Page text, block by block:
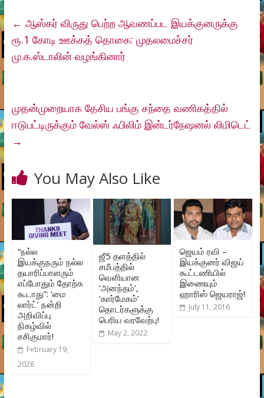
← ஆஸ்கர் விருது பெற்ற ஆவணப்பட இயக்குனருக்கு
ரூ.1 கோடி ஊக்கத் தொகை: முதலமைச்சர்
மு.க.ஸ்டாலின் வழங்கினார்
முதன்முறையாக தேசிய பங்கு சந்தை வணிகத்தில்
ஈடுபட்டிருக்கும் வேல்ஸ் ஃபிலிம் இன்டர்நேஷனல் லிமிடெட்
→
You May Also Like
“நல்ல
இயக்குநரும் நல்ல
தயாரிப்பாளரும்
எப்போதும் தோற்க
கூடாது”: ‘மை
லார்ட்’ நன்றி
அறிவிப்பு
நிகழ்வில்
சசிகுமார்!
February 19,
2026
ஜீ5 தளத்தில்
சமீபத்தில்
வெளியான
‘அனந்தம்’,
‘கார்மேகம்’
தொடர்களுக்கு
பெரிய வரவேற்பு!
May 2, 2022
ஜெயம் ரவி –
இயக்குனர் விஜய்
கூட்டணியில்
இணையும்
ஹாரிஸ் ஜெயராஜ்!
July 11, 2016